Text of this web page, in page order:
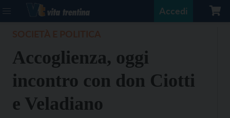
Accedi
Accoglienza, oggi
incontro con don Ciotti
e Veladiano